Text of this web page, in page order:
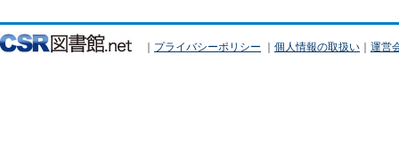
｜ プライバシーポリシー ｜ 個人情報の取扱い ｜ 運営